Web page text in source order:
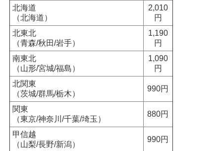
北海道
（北海道）
2,010
円
北東北
（青森/秋田/岩手）
1,190
円
南東北
（山形/宮城/福島）
1,090
円
北関東
（茨城/群馬/栃木）
990円
関東
（東京/神奈川/千葉/埼玉）
880円
甲信越
（山梨/長野/新潟）
990円